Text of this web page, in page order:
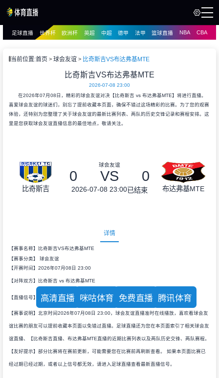
播
足球直播 世界杯 欧洲杯 英超 中超 德甲 法甲 篮球直播 NBA CBA
当前位置:首页 球会友谊 比奇斯吉VS布达弗基MTE
比奇斯吉VS布达弗基MTE
2026-07-08 23:00
在2026年07月08日，精彩的球会友谊对决【比奇斯吉 vs 布达弗基MTE】将进行直播。
喜爱球会友谊的球迷们，别忘了提前收藏本页面，确保不错过这场精彩的比赛。为了您的观赛
体验，还特别为您整理了关于球会友谊的最新比赛列表、两队的历史交锋记录和赛程安排。这
里是您获取球会友谊直播信息的最佳地点，敬请关注。
比奇斯吉
球会友谊
0 VS 0
2026-07-08 23:00已结束 布达弗基MTE
详情
【赛事名称】比奇斯吉VS布达弗基MTE
【赛事分类】 球会友谊
【开赛时间】2026年07月08日 23:00
【对阵双方】比奇斯吉 vs 布达弗基MTE
【直播信号】 高清直播 咪咕体育 免费直播 腾讯体育
【赛事说明】北京时间2026年07月08日 23:00，球会友谊直播准时在线播放，喜欢看球会友
谊比赛的朋友可以提前收藏本页面以免错过直播。足球直播还为您在本页面索引了相关球会友
谊直播、【比奇斯吉直播、布达弗基MTE直播的近期比赛列表以及两队历史交锋、两队赛程。
【友好提示】部分比赛将在赛前更新，可能需要您在比赛前再刷新查看。 如果本页面比赛已
经过期已经过期，或者以上信号都无效，请进入足球直播查看最新直播信号。